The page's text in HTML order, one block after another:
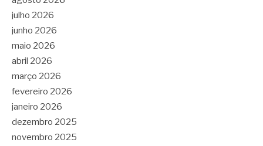
julho 2026
junho 2026
maio 2026
abril 2026
março 2026
fevereiro 2026
janeiro 2026
dezembro 2025
novembro 2025